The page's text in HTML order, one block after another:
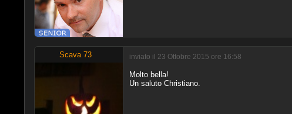
Scava 73 inviato il 23 Ottobre 2015 ore 16:58
Molto bella!
Un saluto Christiano.